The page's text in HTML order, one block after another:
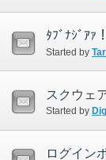
ﾀﾌﾞﾅｼﾞｱｧ！
Started by
Started by